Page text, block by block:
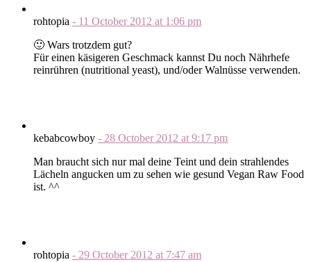
rohtopia - 11 October 2012 at 1:06 pm
🙂 Wars trotzdem gut?
Für einen käsigeren Geschmack kannst Du noch Nährhefe
reinrühren (nutritional yeast), und/oder Walnüsse verwenden.
kebabcowboy - 28 October 2012 at 9:17 pm
Man braucht sich nur mal deine Teint und dein strahlendes
Lächeln angucken um zu sehen wie gesund Vegan Raw Food
ist. ^^
rohtopia - 29 October 2012 at 7:47 am